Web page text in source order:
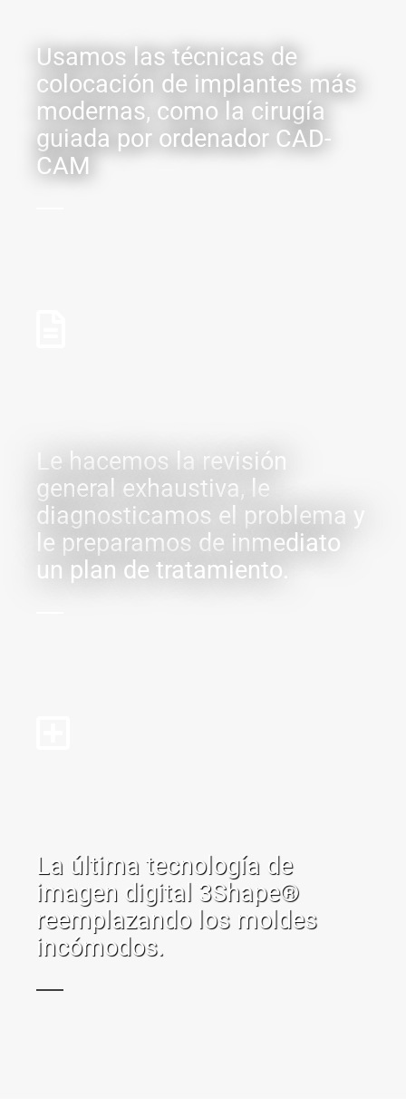
Usamos las técnicas de
colocación de implantes más
modernas, como la cirugía
guiada por ordenador CAD-
CAM
Le hacemos la revisión
general exhaustiva, le
diagnosticamos el problema y
le preparamos de inmediato
un plan de tratamiento.
La última tecnología de
imagen digital 3Shape®
reemplazando los moldes
incómodos.